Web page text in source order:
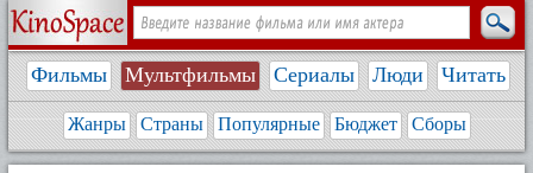
Фильмы Мультфильмы Сериалы Люди Читать
Жанры Страны Популярные Бюджет Сборы